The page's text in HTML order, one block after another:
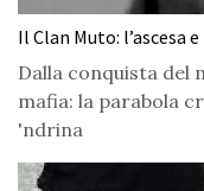
Il Clan Muto: l’ascesa
Dalla conquista del
mafia: la parabola
'ndrina